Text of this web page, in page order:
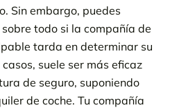
Sin embargo, puedes
todo si la compañía de
tarda en determinar su
suele ser más eficaz
de seguro, suponiendo
de coche. Tu compañía